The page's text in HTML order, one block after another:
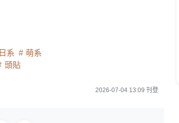
日系
萌系
頭貼
2026-07-04 13:09 刊登